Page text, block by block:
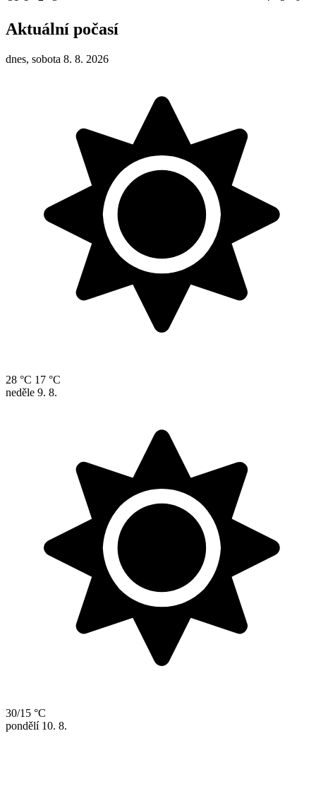
Aktuální počasí
dnes, sobota 8. 8. 2026
28 °C 17 °C
neděle 9. 8.
30/15 °C
pondělí 10. 8.